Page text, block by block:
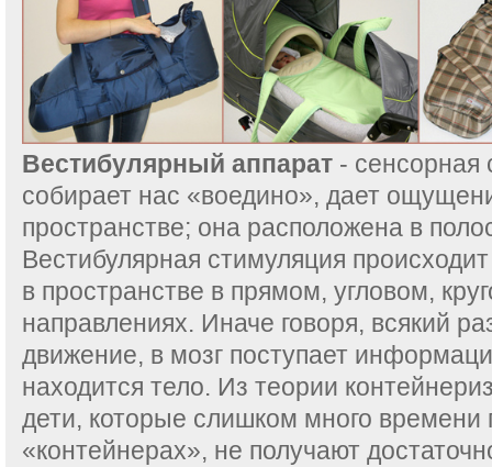
Вестибулярный аппарат - сенсорная
собирает нас «воедино», дает
пространстве; она расположена в
Вестибулярная стимуляция
в пространстве в прямом, угловом,
направлениях. Иначе говоря, всякий
движение, в мозг поступает
находится тело. Из теории
дети, которые слишком много времени
«контейнерах», не получают